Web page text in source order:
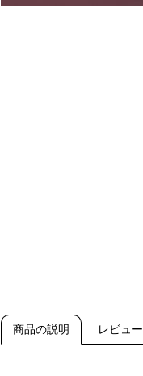
商品の説明 レビュー